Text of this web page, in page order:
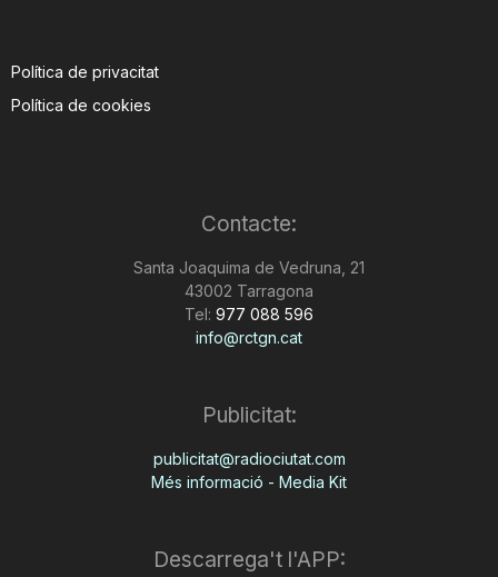
g
Política de privacitat
Política de cookies
Contacte:
Santa Joaquima de Vedruna, 21
43002 Tarragona
Tel: 977 088 596
info@rctgn.cat
Publicitat:
publicitat@radiociutat.com
Més informació - Media Kit
Descarrega't l'APP: